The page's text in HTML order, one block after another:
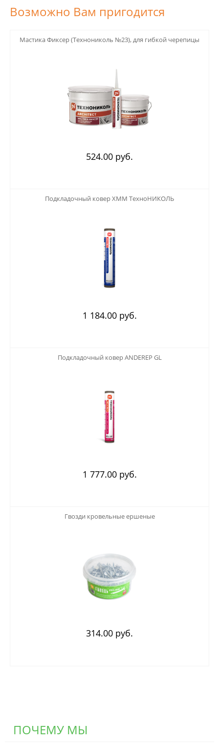
Возможно Вам пригодится
Мастика Фиксер (Технониколь №23), для гибкой черепицы
524.00 руб.
Подкладочный ковер ХММ ТехноНИКОЛЬ
1 184.00 руб.
Подкладочный ковер ANDEREP GL
1 777.00 руб.
Гвозди кровельные ершеные
314.00 руб.
ПОЧЕМУ МЫ